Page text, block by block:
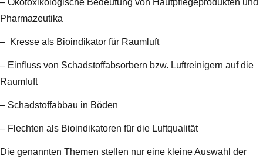
Pharmazeutika
– Kresse als Bioindikator für Raumluft
– Einfluss von Schadstoffabsorbern bzw. Luftreinigern auf die
Raumluft
– Schadstoffabbau in Böden
– Flechten als Bioindikatoren für die Luftqualität
Die genannten Themen stellen nur eine kleine Auswahl der